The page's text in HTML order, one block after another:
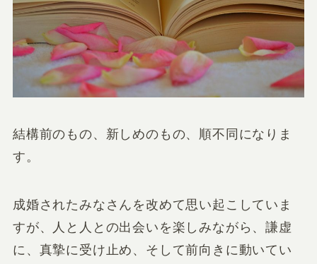
結構前のもの、新しめのもの、順不同になりま
す。
成婚されたみなさんを改めて思い起こしていま
すが、人と人との出会いを楽しみながら、謙虚
に、真摯に受け止め、そして前向きに動いてい